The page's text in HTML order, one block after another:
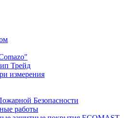
Трейд
измерения
Безопасности
работы